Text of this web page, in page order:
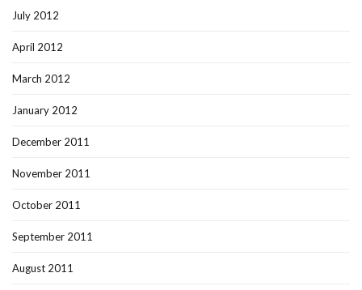
July 2012
April 2012
March 2012
January 2012
December 2011
November 2011
October 2011
September 2011
August 2011